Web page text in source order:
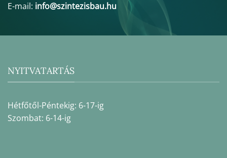
E-mail: info@szintezisbau.hu
NYITVATARTÁS
Hétfőtől-Péntekig: 6-17-ig
Szombat: 6-14-ig